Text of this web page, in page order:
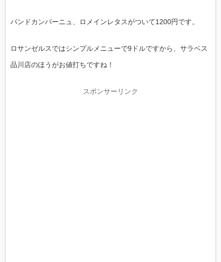
パンドカンパーニュ、ロメインレタスがついて1200円です。
ロサンゼルスではシンプルメニューで9ドルですから、サラベス
品川店のほうがお値打ちですね！
スポンサーリンク